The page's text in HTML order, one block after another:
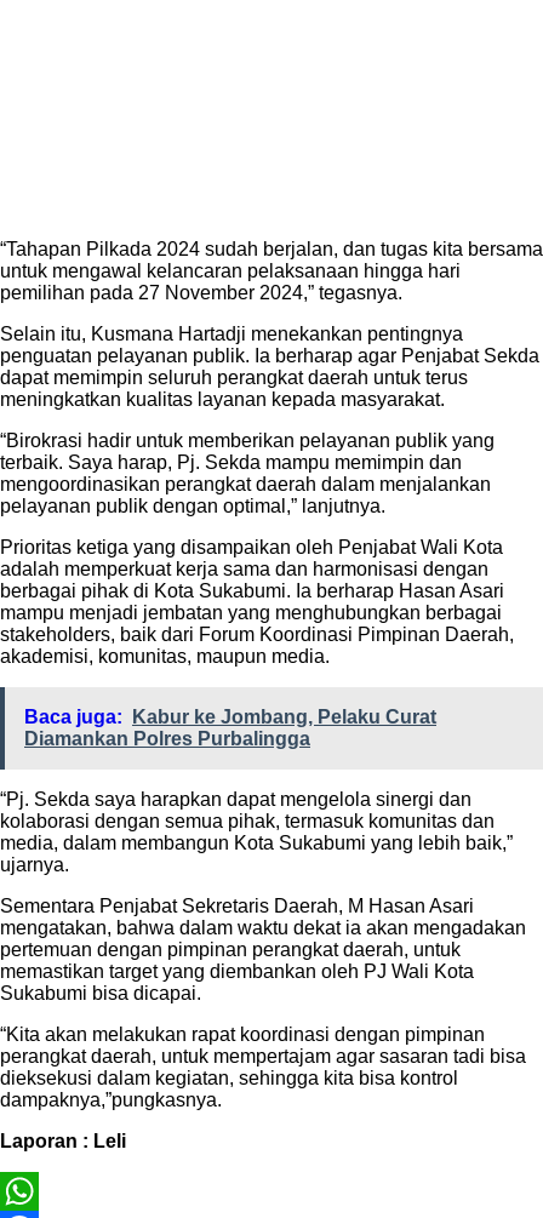
“Tahapan Pilkada 2024 sudah berjalan, dan tugas kita bersama
untuk mengawal kelancaran pelaksanaan hingga hari
pemilihan pada 27 November 2024,” tegasnya.
Selain itu, Kusmana Hartadji menekankan pentingnya
penguatan pelayanan publik. Ia berharap agar Penjabat Sekda
dapat memimpin seluruh perangkat daerah untuk terus
meningkatkan kualitas layanan kepada masyarakat.
“Birokrasi hadir untuk memberikan pelayanan publik yang
terbaik. Saya harap, Pj. Sekda mampu memimpin dan
mengoordinasikan perangkat daerah dalam menjalankan
pelayanan publik dengan optimal,” lanjutnya.
Prioritas ketiga yang disampaikan oleh Penjabat Wali Kota
adalah memperkuat kerja sama dan harmonisasi dengan
berbagai pihak di Kota Sukabumi. Ia berharap Hasan Asari
mampu menjadi jembatan yang menghubungkan berbagai
stakeholders, baik dari Forum Koordinasi Pimpinan Daerah,
akademisi, komunitas, maupun media.
Baca juga:
Kabur ke Jombang, Pelaku Curat
Diamankan Polres Purbalingga
“Pj. Sekda saya harapkan dapat mengelola sinergi dan
kolaborasi dengan semua pihak, termasuk komunitas dan
media, dalam membangun Kota Sukabumi yang lebih baik,”
ujarnya.
Sementara Penjabat Sekretaris Daerah, M Hasan Asari
mengatakan, bahwa dalam waktu dekat ia akan mengadakan
pertemuan dengan pimpinan perangkat daerah, untuk
memastikan target yang diembankan oleh PJ Wali Kota
Sukabumi bisa dicapai.
“Kita akan melakukan rapat koordinasi dengan pimpinan
perangkat daerah, untuk mempertajam agar sasaran tadi bisa
dieksekusi dalam kegiatan, sehingga kita bisa kontrol
dampaknya,”pungkasnya.
Laporan : Leli